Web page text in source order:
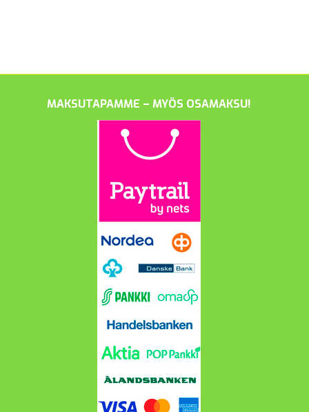
MAKSUTAPAMME – MYÖS OSAMAKSU!